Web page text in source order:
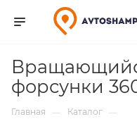
форсунки
Главная — Каталог —